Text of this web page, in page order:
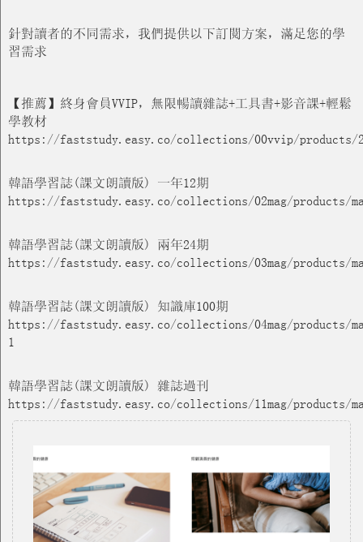
針對讀者的不同需求，我們提供以下訂閱方案，滿足您的學
習需求
【推薦】終身會員VVIP，無限暢讀雜誌+工具書+影音課+輕鬆
學教材
https://faststudy.easy.co/collections/00vvip/products/
韓語學習誌(課文朗讀版) 一年12期
https://faststudy.easy.co/collections/02mag/products/
韓語學習誌(課文朗讀版) 兩年24期
https://faststudy.easy.co/collections/03mag/products/
韓語學習誌(課文朗讀版) 知識庫100期
https://faststudy.easy.co/collections/04mag/products/
1
韓語學習誌(課文朗讀版) 雜誌過刊
https://faststudy.easy.co/collections/11mag/products/